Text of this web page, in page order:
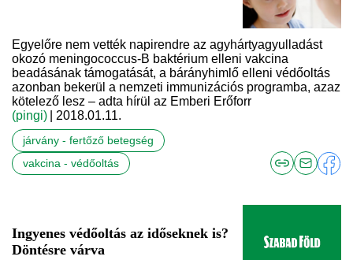
Egyelőre nem vették napirendre az agyhártyagyulladást
okozó meningococcus-B baktérium elleni vakcina
beadásának támogatását, a bárányhimlő elleni védőoltás
azonban bekerül a nemzeti immunizációs programba, azaz
kötelező lesz – adta hírül az Emberi Erőforr
(pingi)
| 2018.01.11.
járvány - fertőző betegség
vakcina - védőoltás
Ingyenes védőoltás az időseknek is?
Döntésre várva